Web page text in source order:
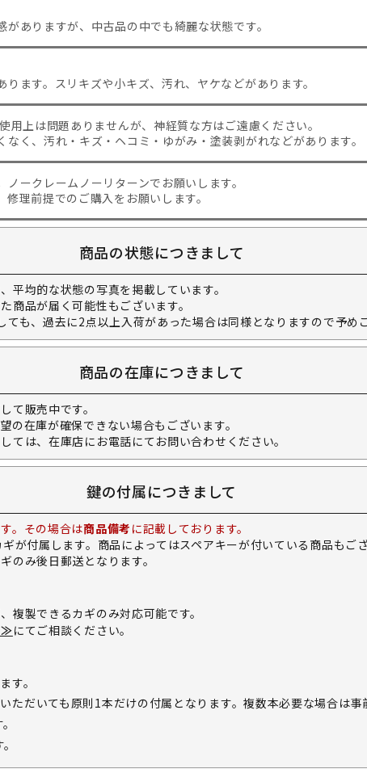
がありますが、中古品の中でも綺麗な状態です。
ります。スリキズや小キズ、汚れ、ヤケなどがあります。
用上は問題ありませんが、神経質な方はご遠慮ください。
なく、汚れ・キズ・ヘコミ・ゆがみ・塗装剥がれなどがあります。
ノークレームノーリターンでお願いします。
修理前提でのご購入をお願いします。
商品の状態につきまして
平均的な状態の写真を掲載しています。
商品が届く可能性もございます。
も、過去に2点以上入荷があった場合は同様となりますので予め
商品の在庫につきまして
て販売中です。
の在庫が確保できない場合もございます。
ては、在庫店にお電話にてお問い合わせください。
鍵の付属につきまして
。その場合は商品備考 に記載しております。
が付属します。商品によってはスペアキーが付いている商品もござ
のみ後日郵送となります。
複製できるカギのみ対応可能です。
≫にてご相談ください。
す。
ただいても原則1本だけの付属となります。複数本必要な場合は事